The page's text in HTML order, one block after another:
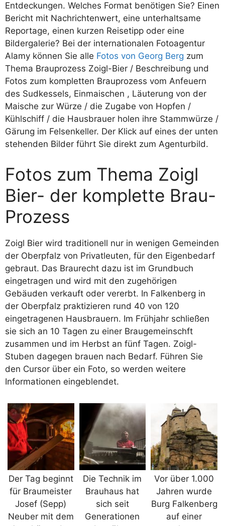
Entdeckungen. Welches Format benötigen Sie? Einen
Bericht mit Nachrichtenwert, eine unterhaltsame
Reportage, einen kurzen Reisetipp oder eine
Bildergalerie? Bei der internationalen Fotoagentur
Alamy können Sie alle Fotos von Georg Berg zum
Thema Brauprozess Zoigl-Bier / Beschreibung und
Fotos zum kompletten Brauprozess vom Anfeuern
des Sudkessels, Einmaischen , Läuterung von der
Maische zur Würze / die Zugabe von Hopfen /
Kühlschiff / die Hausbrauer holen ihre Stammwürze /
Gärung im Felsenkeller. Der Klick auf eines der unten
stehenden Bilder führt Sie direkt zum Agenturbild.
Fotos zum Thema Zoigl
Bier- der komplette Brau-
Prozess
Zoigl Bier wird traditionell nur in wenigen Gemeinden
der Oberpfalz von Privatleuten, für den Eigenbedarf
gebraut. Das Braurecht dazu ist im Grundbuch
eingetragen und wird mit den zugehörigen
Gebäuden verkauft oder vererbt. In Falkenberg in
der Oberpfalz praktizieren rund 40 von 120
eingetragenen Hausbrauern. Im Frühjahr schließen
sie sich an 10 Tagen zu einer Braugemeinschft
zusammen und im Herbst an fünf Tagen. Zoigl-
Stuben dagegen brauen nach Bedarf. Führen Sie
den Cursor über ein Foto, so werden weitere
Informationen eingeblendet.
Der Tag beginnt
für Braumeister
Josef (Sepp)
Neuber mit dem
Die Technik im
Brauhaus hat
sich seit
Generationen
Vor über 1.000
Jahren wurde
Burg Falkenberg
auf einer